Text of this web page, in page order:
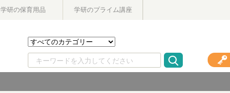
学研の保育用品 学研のプライム講座